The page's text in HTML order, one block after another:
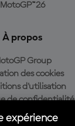
MotoGP™26
À propos
Group
des cookies
d'utilisation
de confidentialité
d’achat
expérience